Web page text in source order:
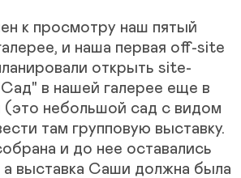
к просмотру наш пятый
и наша первая off-site
открыть site-
в нашей галерее еще в
(это небольшой сад с видом
там групповую выставку.
и до нее оставались
а выставка Саши должна была